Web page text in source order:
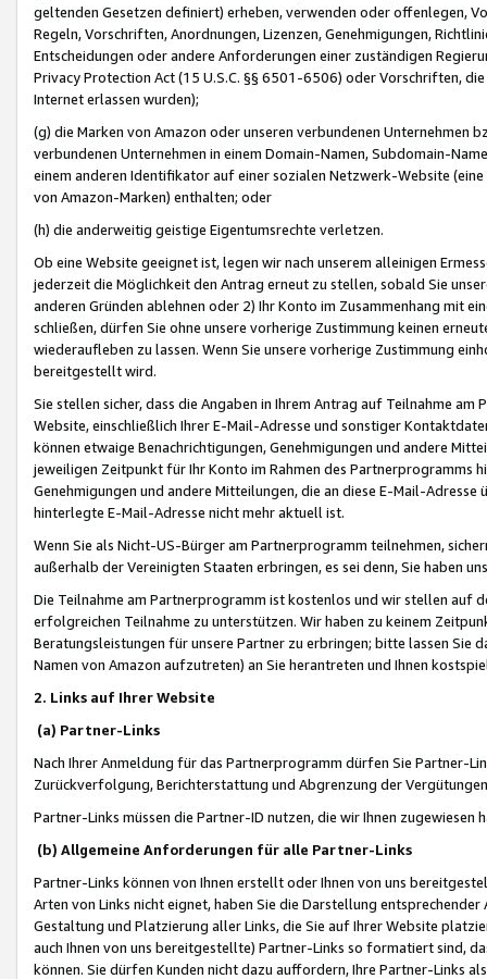
geltenden Gesetzen definiert) erheben, verwenden oder offenlegen,
Regeln, Vorschriften, Anordnungen, Lizenzen, Genehmigungen,
Entscheidungen oder andere Anforderungen einer zuständigen
Privacy Protection Act (15 U.S.C. §§ 6501-6506) oder Vorschriften,
Internet erlassen wurden);
(g) die Marken von Amazon oder unseren verbundenen Unternehmen
verbundenen Unternehmen in einem Domain-Namen, Subdomain-
einem anderen Identifikator auf einer sozialen Netzwerk-Website
von Amazon-Marken) enthalten; oder
(h) die anderweitig geistige Eigentumsrechte verletzen.
Ob eine Website geeignet ist, legen wir nach unserem alleinigen
jederzeit die Möglichkeit den Antrag erneut zu stellen, sobald Sie
anderen Gründen ablehnen oder 2) Ihr Konto im Zusammenhang mit
schließen, dürfen Sie ohne unsere vorherige Zustimmung keinen
wiederaufleben zu lassen. Wenn Sie unsere vorherige Zustimmung
bereitgestellt wird.
Sie stellen sicher, dass die Angaben in Ihrem Antrag auf Teilnahme
Website, einschließlich Ihrer E-Mail-Adresse und sonstiger
können etwaige Benachrichtigungen, Genehmigungen und andere
jeweiligen Zeitpunkt für Ihr Konto im Rahmen des Partnerprogramms
Genehmigungen und andere Mitteilungen, die an diese E-Mail-
hinterlegte E-Mail-Adresse nicht mehr aktuell ist.
Wenn Sie als Nicht-US-Bürger am Partnerprogramm teilnehmen,
außerhalb der Vereinigten Staaten erbringen, es sei denn, Sie haben
Die Teilnahme am Partnerprogramm ist kostenlos und wir stellen auf
erfolgreichen Teilnahme zu unterstützen. Wir haben zu keinem
Beratungsleistungen für unsere Partner zu erbringen; bitte lassen Sie
Namen von Amazon aufzutreten) an Sie herantreten und Ihnen
2. Links auf Ihrer Website
(a) Partner-Links
Nach Ihrer Anmeldung für das Partnerprogramm dürfen Sie Partner-
Zurückverfolgung, Berichterstattung und Abgrenzung der
Partner-Links müssen die Partner-ID nutzen, die wir Ihnen zugewiesen
(b) Allgemeine Anforderungen für alle Partner-Links
Partner-Links können von Ihnen erstellt oder Ihnen von uns
Arten von Links nicht eignet, haben Sie die Darstellung
Gestaltung und Platzierung aller Links, die Sie auf Ihrer Website
auch Ihnen von uns bereitgestellte) Partner-Links so formatiert sind,
können. Sie dürfen Kunden nicht dazu auffordern, Ihre Partner-Links